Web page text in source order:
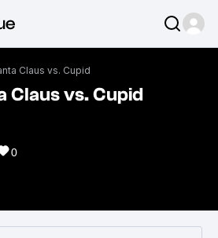
Claus vs. Cupid
Claus vs. Cupid
0